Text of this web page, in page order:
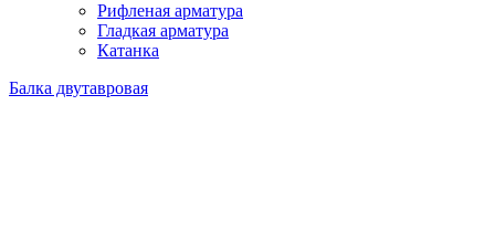
Рифленая арматура
Гладкая арматура
Катанка
Балка двутавровая